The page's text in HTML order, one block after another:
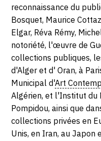
reconnaissance du
Bosquet, Maurice
Elgar, Réva Rémy,
notoriété, l'œuvre de
collections publiques,
d'Alger et d' Oran, à
Municipal d'Art
Algérien, et l'Institut du
Pompidou, ainsi que
collections privées en
Unis, en Iran, au Japon